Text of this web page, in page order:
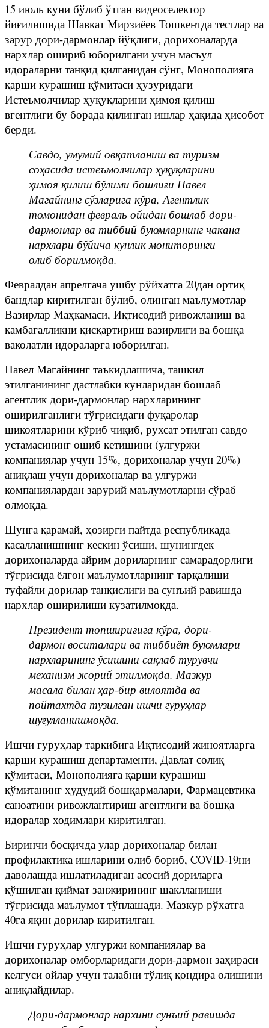
15 июль куни бўлиб ўтган видеоселектор
йиғилишида Шавкат Мирзиёев Тошкентда тестлар ва
зарур дори-дармонлар йўқлиги, дорихоналарда
нархлар ошириб юборилгани учун масъул
идораларни танқид қилганидан сўнг, Монополияга
қарши курашиш қўмитаси ҳузуридаги
Истеъмолчилар ҳуқуқларини ҳимоя қилиш
вгентлиги бу борада қилинган ишлар ҳақида ҳисобот
берди.
Савдо, умумий овқатланиш ва туризм
соҳасида истеъмолчилар ҳуқуқларини
ҳимоя қилиш бўлими бошлиғи Павел
Магайнинг сўзларига кўра, Агентлик
томонидан февраль ойидан бошлаб дори-
дармонлар ва тиббий буюмларнинг чакана
нархлари бўйича кунлик мониторинги
олиб борилмоқда.
Февралдан апрелгача ушбу рўйхатга 20дан ортиқ
бандлар киритилган бўлиб, олинган маълумотлар
Вазирлар Маҳкамаси, Иқтисодий ривожланиш ва
камбағалликни қисқартириш вазирлиги ва бошқа
ваколатли идораларга юборилган.
Павел Магайнинг таъкидлашича, ташкил
этилганининг дастлабки кунларидан бошлаб
агентлик дори-дармонлар нархларининг
оширилганлиги тўғрисидаги фуқаролар
шикоятларини кўриб чиқиб, рухсат этилган савдо
устамасининг ошиб кетишини (улгуржи
компаниялар учун 15%, дорихоналар учун 20%)
аниқлаш учун дорихоналар ва улгуржи
компаниялардан зарурий маълумотларни сўраб
олмоқда.
Шунга қарамай, ҳозирги пайтда республикада
касалланишнинг кескин ўсиши, шунингдек
дорихоналарда айрим дориларнинг самарадорлиги
тўғрисида ёлғон маълумотларнинг тарқалиши
туфайли дорилар танқислиги ва сунъий равишда
нархлар оширилиши кузатилмоқда.
Президент топшириғига кўра, дори-
дармон воситалари ва тиббиёт буюмлари
нархларининг ўсишини сақлаб турувчи
механизм жорий этилмоқда. Мазкур
масала билан ҳар-бир вилоятда ва
пойтахтда тузилган ишчи гуруҳлар
шуғулланишмоқда.
Ишчи гуруҳлар таркибига Иқтисодий жиноятларга
қарши курашиш департаменти, Давлат солиқ
қўмитаси, Монополияга қарши курашиш
қўмитанинг ҳудудий бошқармалари, Фармацевтика
саноатини ривожлантириш агентлиги ва бошқа
идоралар ходимлари киритилган.
Биринчи босқичда улар дорихоналар билан
профилактика ишларини олиб бориб, COVID-19ни
даволашда ишлатиладиган асосий дориларга
қўшилган қиймат занжирининг шаклланиши
тўғрисида маълумот тўплашади. Мазкур рўхатга
40га яқин дорилар киритилган.
Ишчи гуруҳлар улгуржи компаниялар ва
дорихоналар омборларидаги дори-дармон заҳираси
келгуси ойлар учун талабни тўлиқ қондира олишини
аниқлайдилар.
Дори-дармонлар нархини сунъий равишда